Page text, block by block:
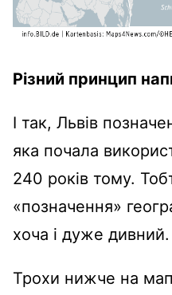
Різний принцип
І так, Львів
яка почала
240 років тому.
«позначення»
хоча і дуже дивний.
Трохи нижче на